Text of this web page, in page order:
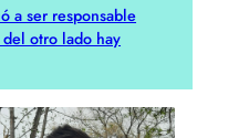
a ser responsable
otro lado hay